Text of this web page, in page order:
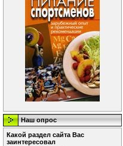
Наш опрос
Какой раздел сайта Вас
заинтересовал